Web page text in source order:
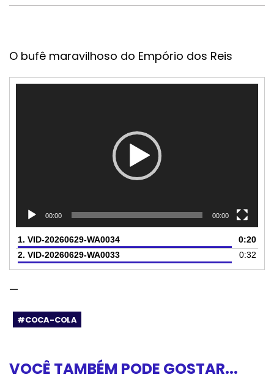
O bufê maravilhoso do Empório dos Reis
00:00 00:00
1. VID-20260629-WA0034
0:20
2. VID-20260629-WA0033 0:32
—
#COCA-COLA
VOCÊ TAMBÉM PODE GOSTAR...